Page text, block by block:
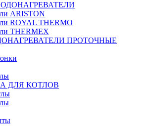
ARISTON
ROYAL THERMO
THERMEX
ПРОТОЧНЫЕ
ДЛЯ КОТЛОВ